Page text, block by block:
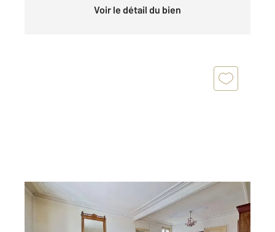
Voir le détail du bien
NOGENT SUR MARNE 94
2 , 3 pièces